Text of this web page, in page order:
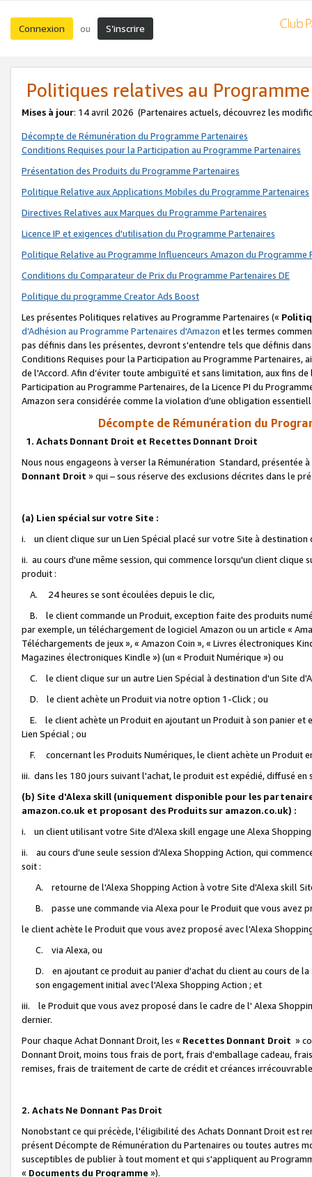
Connexion ou S’inscrire
Politiques relatives au
Mises à jour: 14 avril 2026 (Partenaires actuels, découvrez les
Décompte de Rémunération du Programme Partenaires
Conditions Requises pour la Participation au Programme Partenaires
Présentation des Produits du Programme Partenaires
Politique Relative aux Applications Mobiles du Programme Partenaires
Directives Relatives aux Marques du Programme Partenaires
Licence IP et exigences d'utilisation du Programme Partenaires
Politique Relative au Programme Influenceurs Amazon du Programme
Conditions du Comparateur de Prix du Programme Partenaires DE
Politique du programme Creator Ads Boost
Les présentes Politiques relatives au Programme Partenaires («
d’Adhésion au Programme Partenaires d'Amazon et les termes
pas définis dans les présentes, devront s'entendre tels que définis
Conditions Requises pour la Participation au Programme Partenaires,
de l'Accord. Afin d’éviter toute ambiguïté et sans limitation, aux fins
Participation au Programme Partenaires, de la Licence PI du
Amazon sera considérée comme la violation d’une obligation
Décompte de Rémunération du
1. Achats Donnant Droit et Recettes Donnant Droit
Nous nous engageons à verser la Rémunération Standard, présentée
Donnant Droit » qui – sous réserve des exclusions décrites dans le
(a) Lien spécial sur votre Site :
i. un client clique sur un Lien Spécial placé sur votre Site à destination
ii. au cours d'une même session, qui commence lorsqu'un client
produit :
A. 24 heures se sont écoulées depuis le clic,
B. le client commande un Produit, exception faite des produits
par exemple, un téléchargement de logiciel Amazon ou un article «
Téléchargements de jeux », « Amazon Coin », « Livres électroniques
Magazines électroniques Kindle ») (un « Produit Numérique ») ou
C. le client clique sur un autre Lien Spécial à destination d'un Site
D. le client achète un Produit via notre option 1-Click ; ou
E. le client achète un Produit en ajoutant un Produit à son panier et
Lien Spécial ; ou
F. concernant les Produits Numériques, le client achète un Produit
iii. dans les 180 jours suivant l'achat, le produit est expédié, diffusé
(b) Site d'Alexa skill (uniquement disponible pour les
amazon.co.uk et proposant des Produits sur amazon.co.uk) :
i. un client utilisant votre Site d'Alexa skill engage une Alexa
ii. au cours d'une seule session d'Alexa Shopping Action, qui
soit :
A. retourne de l'Alexa Shopping Action à votre Site d'Alexa skill
B. passe une commande via Alexa pour le Produit que vous avez
le client achète le Produit que vous avez proposé avec l'Alexa
C. via Alexa, ou
D. en ajoutant ce produit au panier d'achat du client au cours de
son engagement initial avec l'Alexa Shopping Action ; et
iii. le Produit que vous avez proposé dans le cadre de l' Alexa
dernier.
Pour chaque Achat Donnant Droit, les « Recettes Donnant Droit »
Donnant Droit, moins tous frais de port, frais d'emballage cadeau,
remises, frais de traitement de carte de crédit et créances
2. Achats Ne Donnant Pas Droit
Nonobstant ce qui précède, l'éligibilité des Achats Donnant Droit est
présent Décompte de Rémunération du Partenaires ou toutes autres
susceptibles de publier à tout moment et qui s'appliquent au
« Documents du Programme »).